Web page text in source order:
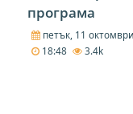
програма
петък, 11
18:48
3.4k